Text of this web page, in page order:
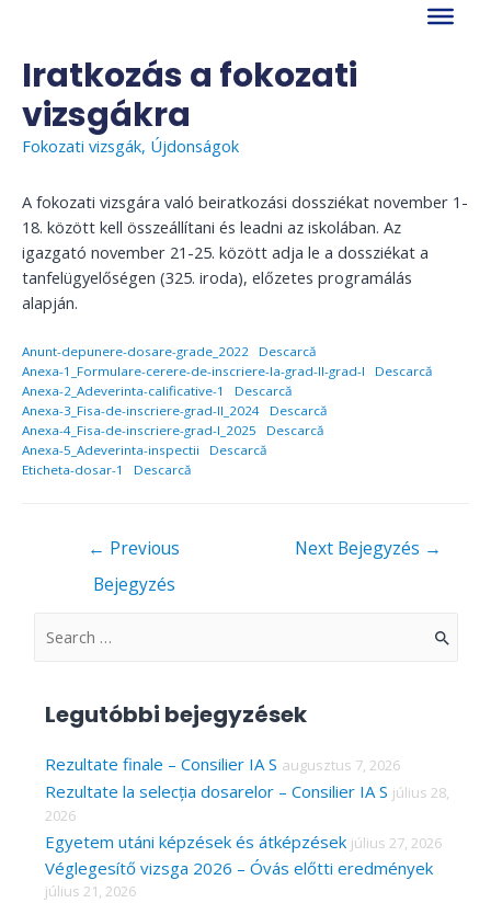
contentIratkozás a fokozati
vizsgákra
Fokozati vizsgák, Újdonságok
A fokozati vizsgára való beiratkozási dossziékat november 1-
18. között kell összeállítani és leadni az iskolában. Az
igazgató november 21-25. között adja le a dossziékat a
tanfelügyelőségen (325. iroda), előzetes programálás
alapján.
Anunt-depunere-dosare-grade_2022
Descarcă
Anexa-1_Formulare-cerere-de-inscriere-la-grad-II-grad-I
Descarcă
Anexa-2_Adeverinta-calificative-1
Descarcă
Anexa-3_Fisa-de-inscriere-grad-II_2024
Descarcă
Anexa-4_Fisa-de-inscriere-grad-I_2025
Descarcă
Anexa-5_Adeverinta-inspectii
Descarcă
Eticheta-dosar-1
Descarcă
← Previous
Bejegyzés
Next Bejegyzés →
S
c
h
f
o
r
Legutóbbi bejegyzések
Rezultate finale – Consilier IA S augusztus 7, 2026
Rezultate la selecția dosarelor – Consilier IA S július 28,
2026
Egyetem utáni képzések és átképzések július 27, 2026
Véglegesítő vizsga 2026 – Óvás előtti eredmények
július 21, 2026